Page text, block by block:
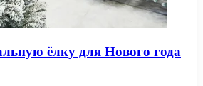
ёлку для Нового года